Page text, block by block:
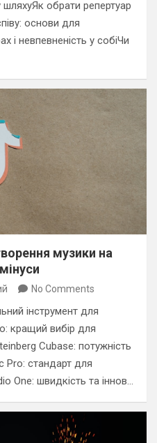
обрати репертуар
основи для
і невпевненість у собіЧи
музики на
No Comments
інструмент для
кращий вибір для
Cubase: потужність
Pro: стандарт для
One: швидкість та іннов…